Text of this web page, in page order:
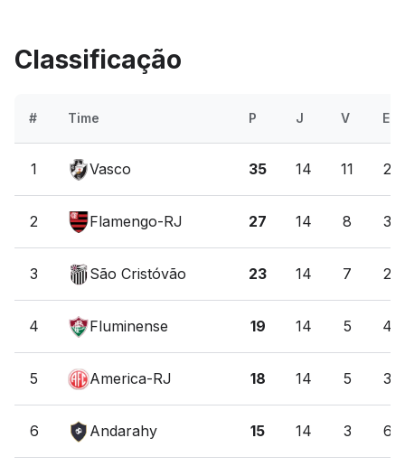
Classificação
# Time P J V E
1 Vasco 35 14 11 2
2 Flamengo-RJ 27 14 8 3
3 São Cristóvão 23 14 7 2
4 Fluminense 19 14 5 4
5 America-RJ 18 14 5 3
6 Andarahy 15 14 3 6